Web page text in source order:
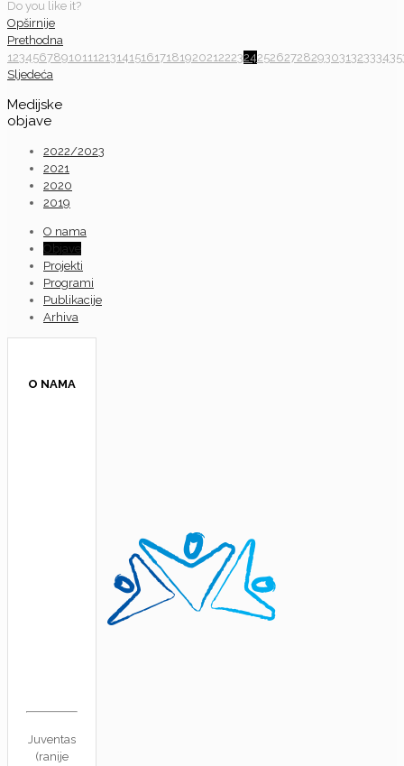
Do you like it?
Opširnije
Prethodna
1 234567891011 12131415161718192021 2223242526272829303132333435
Sljedeća
Medijske
objave
2022/2023
2021
2020
2019
O nama
Objave
Projekti
Programi
Publikacije
Arhiva
O NAMA
Juventas
(ranije